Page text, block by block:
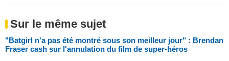
Sur le même sujet
"Batgirl n'a pas été montré sous son meilleur jour" : Brendan
Fraser cash sur l'annulation du film de super-héros